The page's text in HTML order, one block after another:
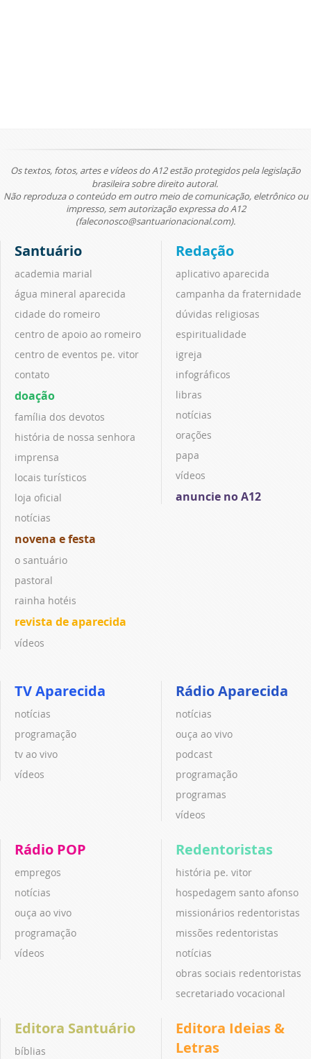
Os textos, fotos, artes e vídeos do A12 estão protegidos pela legislação
brasileira sobre direito autoral.
Não reproduza o conteúdo em outro meio de comunicação, eletrônico ou
impresso, sem autorização expressa do A12
(faleconosco@santuarionacional.com).
Santuário
academia marial
água mineral aparecida
cidade do romeiro
centro de apoio ao romeiro
centro de eventos pe. vitor
contato
doação
família dos devotos
história de nossa senhora
imprensa
locais turísticos
loja oficial
notícias
novena e festa
o santuário
pastoral
rainha hotéis
revista de aparecida
vídeos
Redação
aplicativo aparecida
campanha da fraternidade
dúvidas religiosas
espiritualidade
igreja
infográficos
libras
notícias
orações
papa
vídeos
anuncie no A12
TV Aparecida
notícias
programação
tv ao vivo
vídeos
Rádio Aparecida
notícias
ouça ao vivo
podcast
programação
programas
vídeos
Rádio POP
empregos
notícias
ouça ao vivo
programação
vídeos
Redentoristas
história pe. vitor
hospedagem santo afonso
missionários redentoristas
missões redentoristas
notícias
obras sociais redentoristas
secretariado vocacional
Editora Santuário
bíblias
Editora Ideias &
Letras